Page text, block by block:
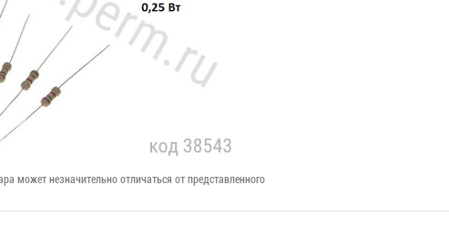
может незначительно отличаться от представленного